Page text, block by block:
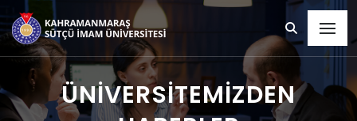
ÜNİVERSİTEMİZDEN